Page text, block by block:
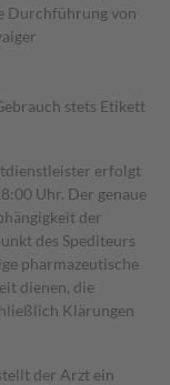
Durchführung von
stets Etikett
erfolgt
Uhr. Der genaue
der
des Spediteurs
pharmazeutische
dienen, die
Klärungen
der Arzt ein